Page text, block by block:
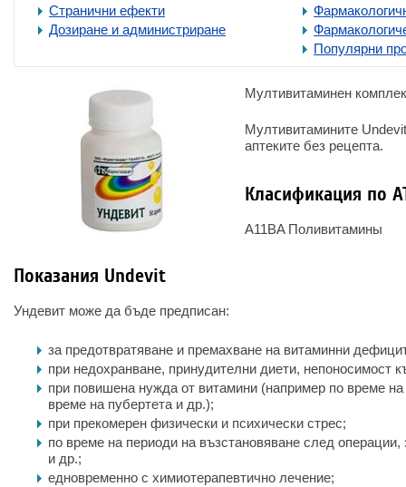
Странични ефекти
Дозиране и администриране
Популярни
Мултивитаминен
Мултивитамините
аптеките без рецепта.
Класификация по
A11BA Поливитамины
Показания Undevit
Ундевит може да бъде предписан:
за предотвратяване и премахване на витаминни
при недохранване, принудителни диети, непоносимост
при повишена нужда от витамини (например по време
време на пубертета и др.);
при прекомерен физически и психически стрес;
по време на периоди на възстановяване след
и др.;
едновременно с химиотерапевтично лечение;